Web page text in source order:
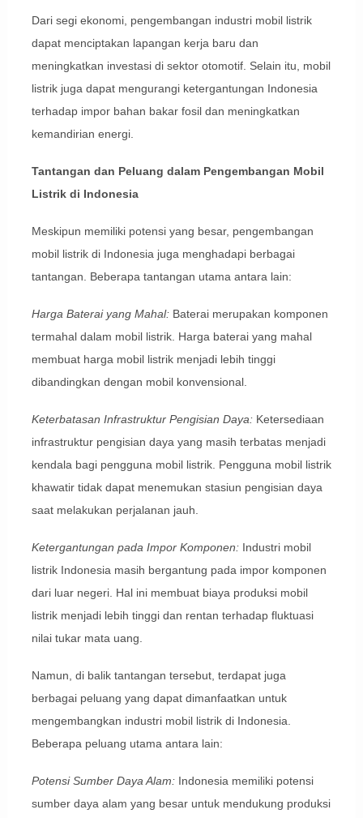
Dari segi ekonomi, pengembangan industri mobil listrik
dapat menciptakan lapangan kerja baru dan
meningkatkan investasi di sektor otomotif. Selain itu, mobil
listrik juga dapat mengurangi ketergantungan Indonesia
terhadap impor bahan bakar fosil dan meningkatkan
kemandirian energi.
Tantangan dan Peluang dalam Pengembangan Mobil
Listrik di Indonesia
Meskipun memiliki potensi yang besar, pengembangan
mobil listrik di Indonesia juga menghadapi berbagai
tantangan. Beberapa tantangan utama antara lain:
Harga Baterai yang Mahal:Baterai merupakan komponen
termahal dalam mobil listrik. Harga baterai yang mahal
membuat harga mobil listrik menjadi lebih tinggi
dibandingkan dengan mobil konvensional.
Keterbatasan Infrastruktur Pengisian Daya:Ketersediaan
infrastruktur pengisian daya yang masih terbatas menjadi
kendala bagi pengguna mobil listrik. Pengguna mobil listrik
khawatir tidak dapat menemukan stasiun pengisian daya
saat melakukan perjalanan jauh.
Ketergantungan pada Impor Komponen:Industri mobil
listrik Indonesia masih bergantung pada impor komponen
dari luar negeri. Hal ini membuat biaya produksi mobil
listrik menjadi lebih tinggi dan rentan terhadap fluktuasi
nilai tukar mata uang.
Namun, di balik tantangan tersebut, terdapat juga
berbagai peluang yang dapat dimanfaatkan untuk
mengembangkan industri mobil listrik di Indonesia.
Beberapa peluang utama antara lain:
Potensi Sumber Daya Alam:Indonesia memiliki potensi
sumber daya alam yang besar untuk mendukung produksi